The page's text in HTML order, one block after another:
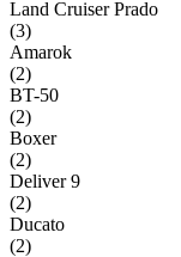
Land Cruiser Prado
(3)
Amarok
(2)
BT-50
(2)
Boxer
(2)
Deliver 9
(2)
Ducato
(2)